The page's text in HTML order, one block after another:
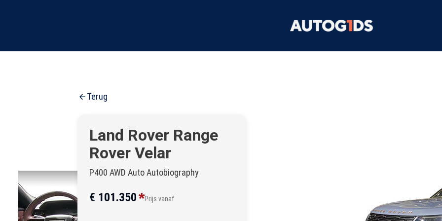
Terug
Land Rover Range
Rover Velar
P400 AWD Auto Autobiography
€ 101.350*Prijs vanaf